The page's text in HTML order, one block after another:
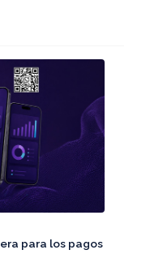
para los pagos